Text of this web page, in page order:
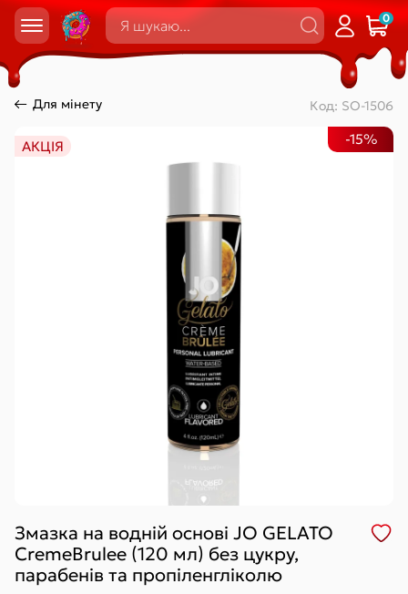
0
Для мінету Код: SO-1506
АКЦІЯ -15%
Змазка на водній основі JO GELATO
CremeBrulee (120 мл) без цукру,
парабенів та пропіленгліколю